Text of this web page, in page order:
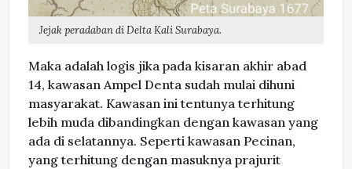
Jejak peradaban di Delta Kali Surabaya.
Maka adalah logis jika pada kisaran akhir abad
14, kawasan Ampel Denta sudah mulai dihuni
masyarakat. Kawasan ini tentunya terhitung
lebih muda dibandingkan dengan kawasan yang
ada di selatannya. Seperti kawasan Pecinan,
yang terhitung dengan masuknya prajurit